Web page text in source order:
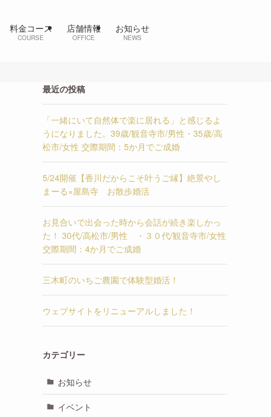
料金コース
COURSE
店舗情報
OFFICE
お知らせ
NEWS
最近の投稿
「一緒にいて自然体で楽に居れる」と感じるよ
うになりました。39歳/観音寺市/男性・35歳/高
松市/女性 交際期間：5か月でご成婚
5/24開催【香川だからこそ叶うご縁】絶景やし
まーる×屋島寺 お散歩婚活
お見合いで出会った時から会話が続き楽しかっ
た！ 30代/高松市/男性 ・３０代/観音寺市/女性
交際期間：4か月でご成婚
三木町のいちご農園で体験型婚活！
ウェブサイトをリニューアルしました！
カテゴリー
お知らせ
イベント